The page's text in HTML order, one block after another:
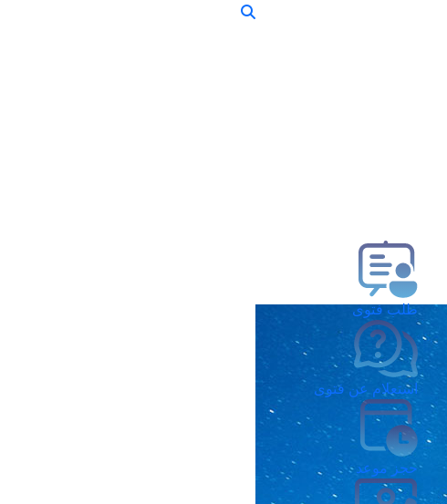
طلب فتوى
استعلام عن فتوى
حجز موعد